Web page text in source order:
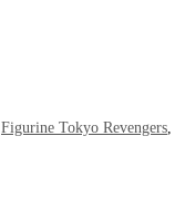
Figurine Tokyo Revengers,